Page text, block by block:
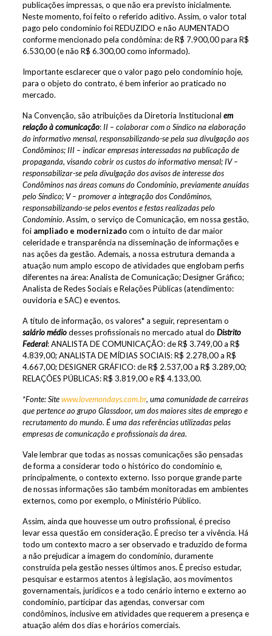
publicações impressas, o que não era previsto inicialmente.
Neste momento, foi feito o referido aditivo. Assim, o valor total
pago pelo condomínio foi REDUZIDO e não AUMENTADO
conforme mencionado pela condômina: de R$ 7.900,00 para R$
6.530,00 (e não R$ 6.300,00 como informado).
Importante esclarecer que o valor pago pelo condomínio hoje,
para o objeto do contrato, é bem inferior ao praticado no
mercado.
Na Convenção, são atribuições da Diretoria Institucional em
relação à comunicação: II – colaborar com o Síndico na elaboração
do informativo mensal, responsabilizando-se pela sua divulgação aos
Condôminos; III – indicar empresas interessadas na publicação de
propaganda, visando cobrir os custos do informativo mensal; IV –
responsabilizar-se pela divulgação dos avisos de interesse dos
Condôminos nas áreas comuns do Condomínio, previamente anuídas
pelo Síndico; V – promover a integração dos Condôminos,
responsabilizando-se pelos eventos e festas realizadas pelo
Condomínio. Assim, o serviço de Comunicação, em nossa gestão,
foi ampliado e modernizadocom o intuito de dar maior
celeridade e transparência na disseminação de informações e
nas ações da gestão. Ademais, a nossa estrutura demanda a
atuação num amplo escopo de atividades que englobam perfis
diferentes na área: Analista de Comunicação; Designer Gráfico;
Analista de Redes Sociais e Relações Públicas (atendimento:
ouvidoria e SAC) e eventos.
A título de informação, os valores* a seguir, representam o
salário médiodesses profissionais no mercado atual do Distrito
Federal: ANALISTA DE COMUNICAÇÃO: de R$ 3.749,00 a R$
4.839,00; ANALISTA DE MÍDIAS SOCIAIS: R$ 2.278,00 a R$
4.667,00; DESIGNER GRÁFICO: de R$ 2.537,00 a R$ 3.289,00;
RELAÇÕES PÚBLICAS: R$ 3.819,00 e R$ 4.133,00.
*Fonte: Sitewww.lovemondays.com.br, uma comunidade de carreiras
que pertence ao grupo Glassdoor, um dos maiores sites de emprego e
recrutamento do mundo. É uma das referências utilizadas pelas
empresas de comunicação e profissionais da área.
Vale lembrar que todas as nossas comunicações são pensadas
de forma a considerar todo o histórico do condomínio e,
principalmente, o contexto externo. Isso porque grande parte
de nossas informações são também monitoradas em ambientes
externos, como por exemplo, o Ministério Público.
Assim, ainda que houvesse um outro profissional, é preciso
levar essa questão em consideração. É preciso ter a vivência. Há
todo um contexto macro a ser observado e traduzido de forma
a não prejudicar a imagem do condomínio, duramente
construída pela gestão nesses últimos anos. É preciso estudar,
pesquisar e estarmos atentos à legislação, aos movimentos
governamentais, jurídicos e a todo cenário interno e externo ao
condomínio, participar das agendas, conversar com
condôminos, inclusive em atividades que requerem a presença e
atuação além dos dias e horários comerciais.